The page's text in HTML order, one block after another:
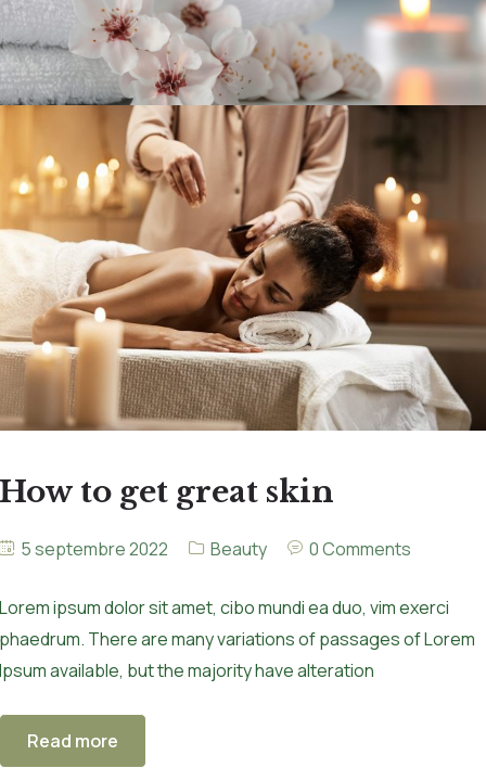
How to get great skin
5 septembre 2022 Beauty 0 Comments
Lorem ipsum dolor sit amet, cibo mundi ea duo, vim exerci
phaedrum. There are many variations of passages of Lorem
Ipsum available, but the majority have alteration
Read more